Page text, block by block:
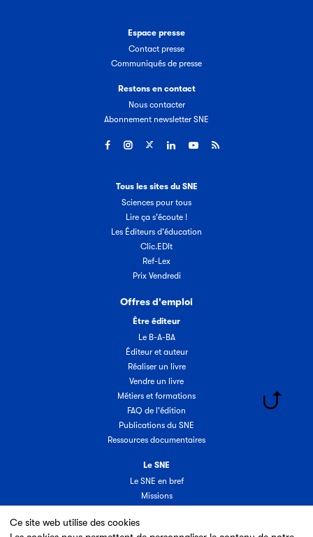
Ce site web utilise des cookies
Espace presse
Contact presse
Communiqués de presse
Restons en contact
Nous contacter
Abonnement newsletter SNE
Tous les sites du SNE
Sciences pour tous
Lire ça s'écoute !
Les Éditeurs d'éducation
Clic.EDIt
Ref-Lex
Prix Vendredi
Offres d'emploi
Être éditeur
Le B-A-BA
Éditeur et auteur
Réaliser un livre
Vendre un livre
Métiers et formations
FAQ de l'édition
Publications du SNE
Ressources documentaires
Le SNE
Le SNE en bref
Missions
Groupes & commissions